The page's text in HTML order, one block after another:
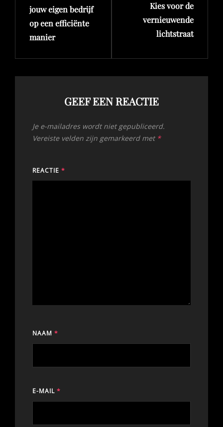
jouw eigen bedrijf
op een efficiënte
manier
Kies voor de
vernieuwende
lichtstraat
GEEF EEN REACTIE
Je e-mailadres wordt niet gepubliceerd.
Vereiste velden zijn gemarkeerd met *
REACTIE *
NAAM *
E-MAIL *